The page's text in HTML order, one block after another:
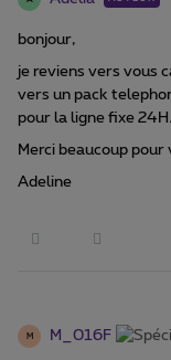
bonjour,
je reviens vers vous
vers un pack
pour la ligne fixe
Merci beaucoup pour
Adeline
M M_016F